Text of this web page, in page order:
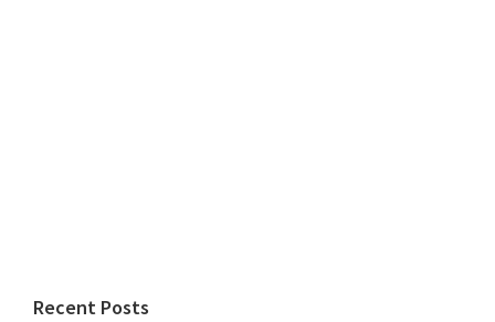
Recent Posts